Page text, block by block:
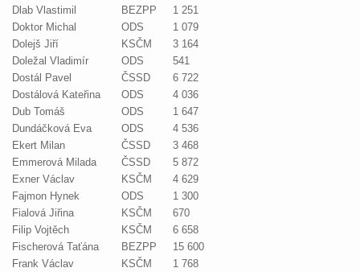
Dlab Vlastimil
BEZPP
1 251
Doktor Michal
ODS
1 079
Dolejš Jiří
KSČM
3 164
Doležal Vladimír
ODS
541
Dostál Pavel
ČSSD
6 722
Dostálová Kateřina
ODS
4 036
Dub Tomáš
ODS
1 647
Dundáčková Eva
ODS
4 536
Ekert Milan
ČSSD
3 468
Emmerová Milada
ČSSD
5 872
Exner Václav
KSČM
4 629
Fajmon Hynek
ODS
1 300
Fialová Jiřina
KSČM
670
Filip Vojtěch
KSČM
6 658
Fischerová Taťána
BEZPP
15 600
Frank Václav
KSČM
1 768